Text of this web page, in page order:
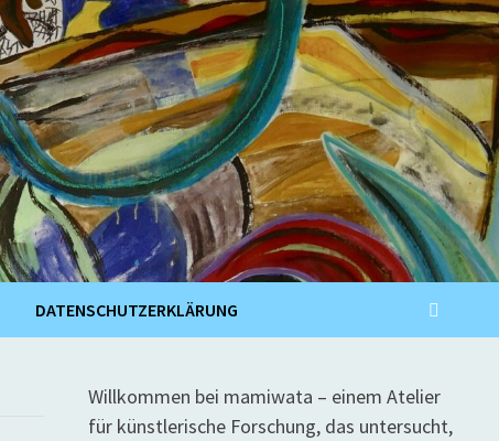
DATENSCHUTZERKLÄRUNG
Willkommen bei mamiwata – einem Atelier
für künstlerische Forschung, das untersucht,